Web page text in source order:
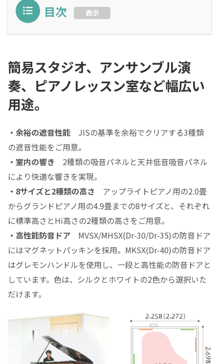
目次 表示
簡易スタジオ、アンサンブル演
奏、ピアノレッスン室など幅広い
用途。
・余裕の遮音性能 JISの基準を余裕でクリアする3種類
の遮音性能をご用意。
・室内の響き 2種類の吸音パネルと天井低音吸音パネル
により快適な響きを実現。
・8サイズと2種類の高さ アップライトピアノ用の2.0畳
からグランドピアノ用の4.9畳までの8サイズと、それぞれ
に標準高さとHi高さの2種類の高さをご用意。
・高性能防音ドア MVSX/MHSX(Dr-30/Dr-35)の防音ドア
にはマグネットパッキンを採用。MKSX(Dr-40)の防音ドア
はグレモンハンドルを使用し、一段と高性能の防音ドアと
しています。色は、シルクとホワイトの2色から選択いた
だけます。